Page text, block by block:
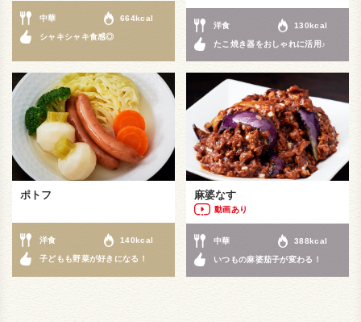
中華 664kcal
シャキシャキ食感◎
洋食 130kcal
たこ焼き器をおしゃれに活用♪
ポトフ
洋食 140kcal
子どもも野菜が好きになる！
麻婆なす
動画あり
中華 388kcal
いつもの麻婆茄子が変わる！